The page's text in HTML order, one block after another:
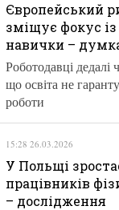
Європейський
зміщує фокус
навички –
Роботодавці дедалі
що освіта не
роботи
15:28 26.03.2026
У Польщі
працівників
– дослідження